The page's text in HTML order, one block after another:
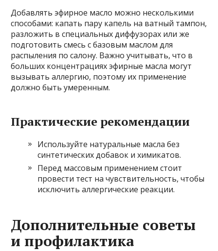
Добавлять эфирное масло можно несколькими
способами: капать пару капель на ватный тампон,
разложить в специальных диффузорах или же
подготовить смесь с базовым маслом для
распыления по салону. Важно учитывать, что в
больших концентрациях эфирные масла могут
вызывать аллергию, поэтому их применение
должно быть умеренным.
Практические рекомендации
Используйте натуральные масла без
синтетических добавок и химикатов.
Перед массовым применением стоит
провести тест на чувствительность, чтобы
исключить аллергические реакции.
Дополнительные советы
и профилактика